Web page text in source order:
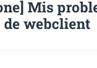
Mis
de webclient